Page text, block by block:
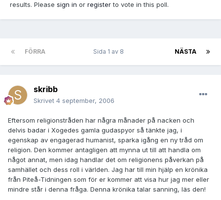
results. Please sign in or registerto vote in this poll.
FÖRRA NÄSTA
Sida 1 av 8
skribb
Skrivet 4 september, 2006
Eftersom religionstråden har några månader på nacken och
delvis badar i Xogedes gamla gudaspyor så tänkte jag, i
egenskap av engagerad humanist, sparka igång en ny tråd om
religion. Den kommer antagligen att mynna ut till att handla om
något annat, men idag handlar det om religionens påverkan på
samhället och dess roll i världen. Jag har till min hjälp en krönika
från Piteå-Tidningen som för er kommer att visa hur jag mer eller
mindre står i denna fråga. Denna krönika talar sanning, läs den!